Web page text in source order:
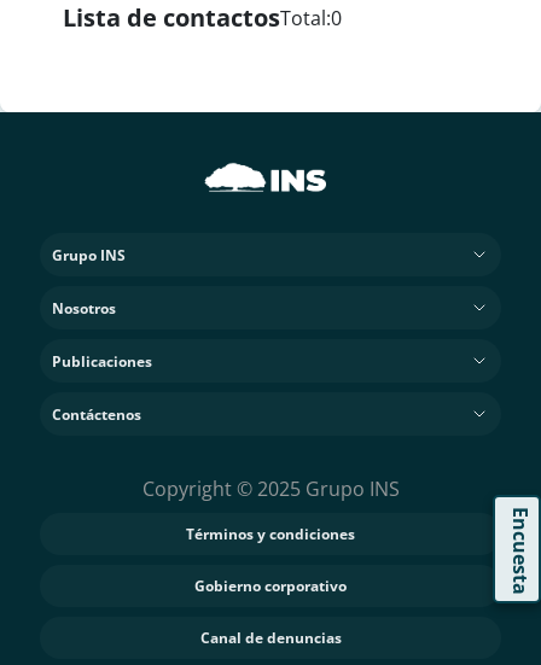
Encuesta
Lista de contactosTotal:0
Grupo INS
Nosotros
Publicaciones
Contáctenos
Copyright © 2025 Grupo INS
Términos y condiciones
Gobierno corporativo
Canal de denuncias